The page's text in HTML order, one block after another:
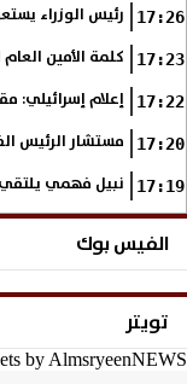
17:26 رئيس الوزراء
17:23 كلمة الأمين العام لمجلس
17:22 إعلام إسرائيلي:
17:20 مستشار الرئيس
17:19 نبيل فهمي يلتقي
الفيس بوك
تويتر
by AlmsryeenNEWS